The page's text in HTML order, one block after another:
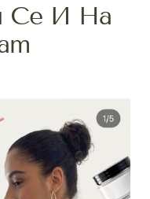
Се И На